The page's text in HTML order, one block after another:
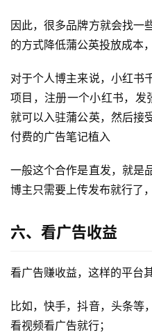
因此，很多品牌方就会找一
的方式降低蒲公英投放成本
对于个人博主来说，小红书
项目，注册一个小红书，发
就可以入驻蒲公英，然后接
付费的广告笔记植入
一般这个合作是直发，就是
博主只需要上传发布就行了
六、看广告收益
看广告赚收益，这样的平台
比如，快手，抖音，头条等
看视频看广告就行；